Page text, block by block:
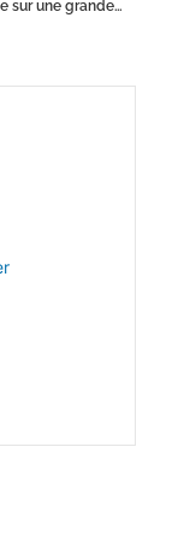
sur une grande
des détails
comme la soie et